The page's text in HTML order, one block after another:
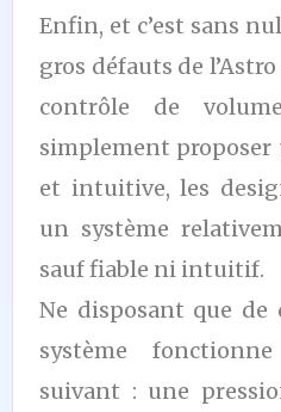
Enfin, et c’est sans
gros défauts de
contrôle de
simplement
et intuitive, les
un système
sauf fiable ni intuitif.
Ne disposant que de
système
suivant : une